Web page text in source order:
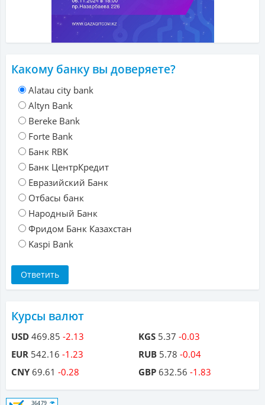
Какому банку вы доверяете?
Alatau city bank
Altyn Bank
Bereke Bank
Forte Bank
Банк RBK
Банк ЦентрКредит
Евразийский Банк
Отбасы банк
Народный Банк
Фридом Банк Казахстан
Kaspi Bank
Курсы валют
USD 469.85 -2.13
EUR 542.16 -1.23
CNY69.61 -0.28
KGS 5.37 -0.03
RUB 5.78 -0.04
GBP 632.56 -1.83